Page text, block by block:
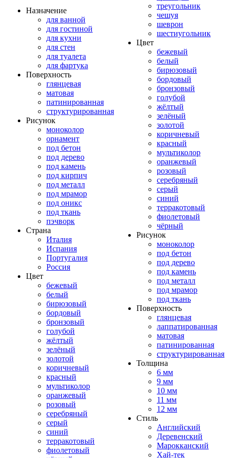
Назначение
для ванной
для гостиной
для кухни
для стен
для туалета
для фартука
Поверхность
глянцевая
матовая
патинированная
структурированная
Рисунок
моноколор
орнамент
под бетон
под дерево
под камень
под кирпич
под металл
под мрамор
под оникс
под ткань
пэчворк
Страна
Италия
Испания
Португалия
Россия
Цвет
бежевый
белый
бирюзовый
бордовый
бронзовый
голубой
жёлтый
зелёный
золотой
коричневый
красный
мультиколор
оранжевый
розовый
серебряный
серый
синий
терракотовый
фиолетовый
треугольник
чешуя
шеврон
шестиугольник
Цвет
бежевый
белый
бирюзовый
бордовый
бронзовый
голубой
жёлтый
зелёный
золотой
коричневый
красный
мультиколор
оранжевый
розовый
серебряный
серый
синий
терракотовый
фиолетовый
чёрный
Рисунок
моноколор
под бетон
под дерево
под камень
под металл
под мрамор
под ткань
Поверхность
глянцевая
лаппатированная
матовая
патинированная
структурированная
Толщина
6 мм
9 мм
10 мм
11 мм
12 мм
Стиль
Английский
Деревенский
Марокканский
Хай-тек